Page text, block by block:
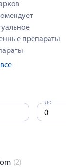
препараты
до
(2)